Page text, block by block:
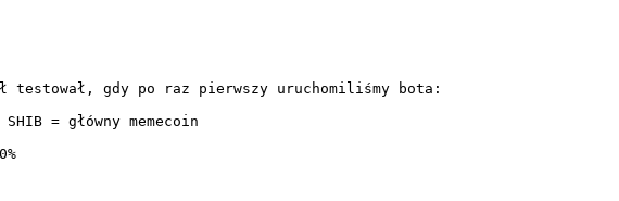
gdy po raz pierwszy uruchomiliśmy bota:
= główny memecoin